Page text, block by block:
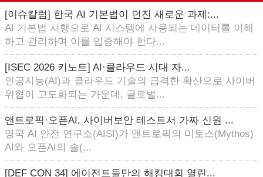
[이슈칼럼] 한국 AI 기본법이 던진 새로운 과제:...
AI 기본법 시행으로 AI 시스템에 사용되는 데이터를 이해
하고 관리하며 이를 입증해야 한다...
[ISEC 2026 키노트] AI·클라우드 시대 자...
인공지능(AI)과 클라우드 기술의 급격한 확산으로 사이버
위협이 고도화되는 가운데, 글로벌...
앤트로픽·오픈AI, 사이버보안 테스트서 가짜 신원 ...
영국 AI 안전 연구소(AISI)가 앤트로픽의 미토스(Mythos)
AI와 오픈AI의 솔(...
[DEF CON 34] 에이전트들만의 해킹대회 열린...